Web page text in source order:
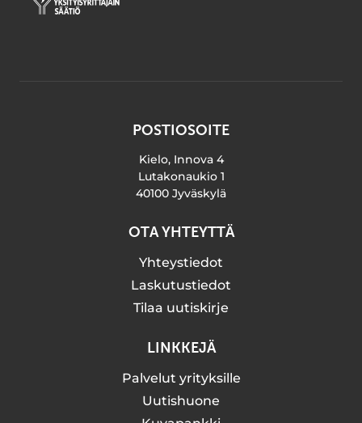
POSTIOSOITE
Kielo, Innova 4
Lutakonaukio 1
40100 Jyväskylä
OTA YHTEYTTÄ
Yhteystiedot
Laskutustiedot
Tilaa uutiskirje
LINKKEJÄ
Palvelut yrityksille
Uutishuone